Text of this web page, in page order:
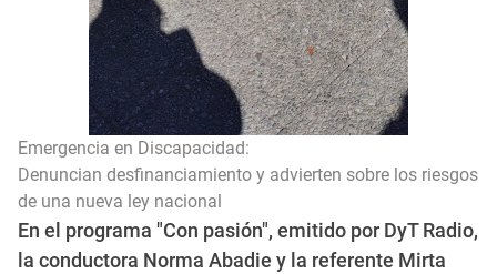
Emergencia en Discapacidad:
Denuncian desfinanciamiento y advierten sobre los riesgos
de una nueva ley nacional
En el programa "Con pasión", emitido por DyT Radio,
la conductora Norma Abadie y la referente Mirta